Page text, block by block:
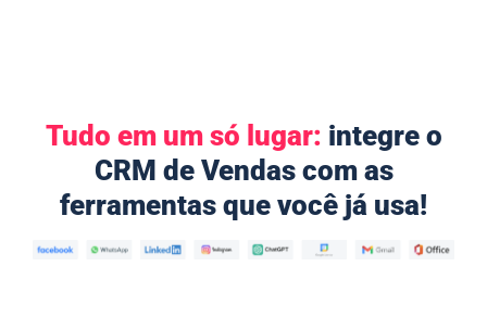
Tudo em um só lugar: integre o
CRM de Vendas com as
ferramentas que você já usa!